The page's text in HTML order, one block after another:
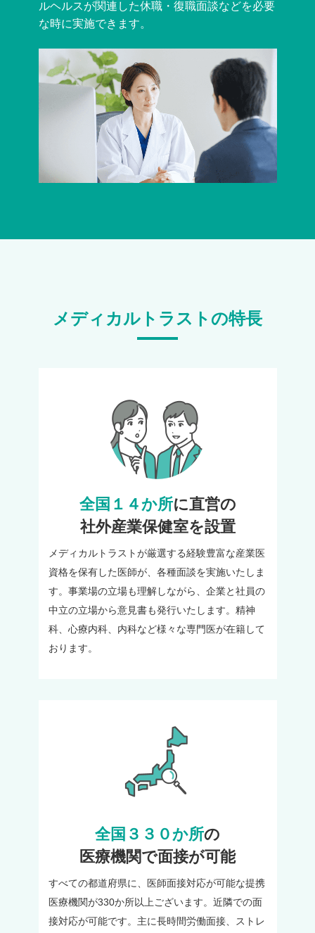
ルヘルスが関連した休職・復職面談などを必要
な時に実施できます。
メディカルトラストの特長
全国１４か所に直営の
社外産業保健室を設置
メディカルトラストが厳選する経験豊富な産業医
資格を保有した医師が、各種面談を実施いたしま
す。事業場の立場も理解しながら、企業と社員の
中立の立場から意見書も発行いたします。精神
科、心療内科、内科など様々な専門医が在籍して
おります。
全国３３０か所の
医療機関で面接が可能
すべての都道府県に、医師面接対応が可能な提携
医療機関が330か所以上ございます。近隣での面
接対応が可能です。主に長時間労働面接、ストレ